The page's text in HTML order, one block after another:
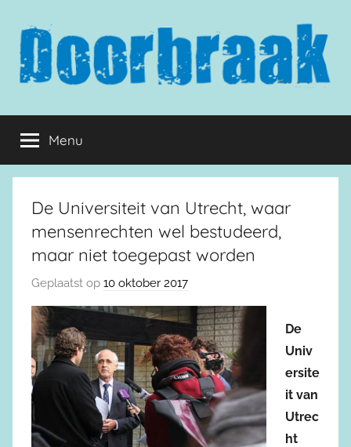
inhoud
springen
Doorbraak.eu
Menu
De Universiteit van Utrecht, waar
mensenrechten wel bestudeerd,
maar niet toegepast worden
Geplaatst op 10 oktober 2017
De
Univ
ersite
it van
Utrec
ht